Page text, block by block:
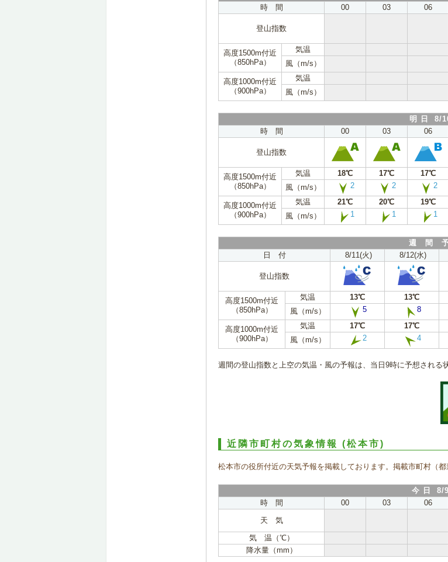
時 間
00 03 06
登山指数
高度1500m付近
（850hPa）
気温
風（m/s）
高度1000m付近
（900hPa）
気温
風（m/s）
明 日 8/
時 間
00 03 06
登山指数
高度1500m付近
（850hPa）
気温 18℃ 17℃ 17℃
風（m/s）
2 2 2
高度1000m付近
（900hPa）
気温 21℃ 20℃ 19℃
風（m/s）
1 1 1
週 間
日 付
8/11(火) 8/12(水)
登山指数
高度1500m付近
（850hPa）
気温 13℃ 13℃
風（m/s）
5 8
高度1000m付近
（900hPa）
気温 17℃ 17℃
風（m/s）
2 4
週間の登山指数と上空の気温・風の予報は、当日9時に予想される
近隣市町村の気象情報 (松本市)
松本市の役所付近の天気予報を掲載しております。掲載市町村（
今 日 8/
時 間
00 03 06
天 気
気 温（℃）
降水量（mm）